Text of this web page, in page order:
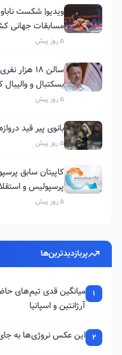
ویدیو| شکست
مسابقات جهانی
5 روز پیش
بسکتبال و
5 روز پیش
بانوی پیر قید
5 روز پیش
کاپیتان سابق
پرسپولیس و
5 روز پیش
پربازدیدترین‌ها
1
میانگین قدی تیم‌های
آرژانتین و اسپانیا
2 این عکس نروژی‌ها به